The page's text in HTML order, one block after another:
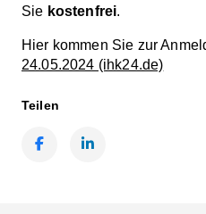
Sie kostenfrei.
Hier kommen Sie zur
24.05.2024 (ihk24.de)
Teilen